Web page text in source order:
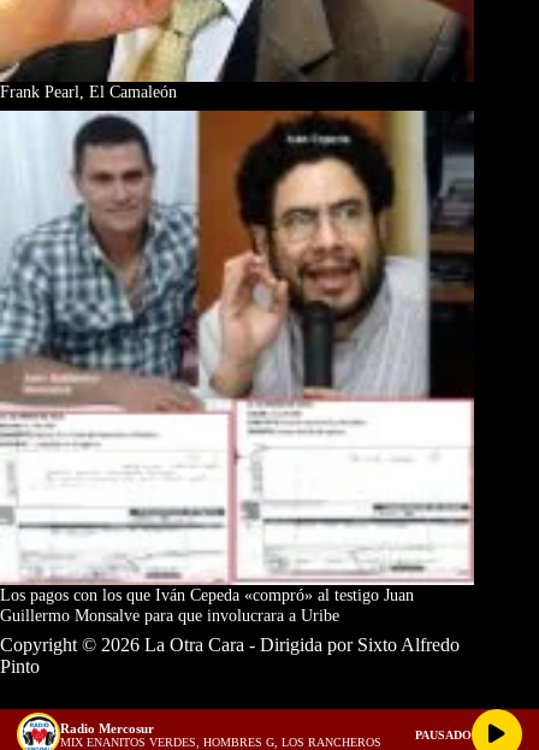
Frank Pearl, El Camaleón
Los pagos con los que Iván Cepeda «compró» al testigo Juan
Guillermo Monsalve para que involucrara a Uribe
Copyright © 2026 La Otra Cara - Dirigida por Sixto Alfredo
Pinto
Radio Mercosur
MIX ENANITOS VERDES, HOMBRES G, LOS RANCHEROS
PAUSADO